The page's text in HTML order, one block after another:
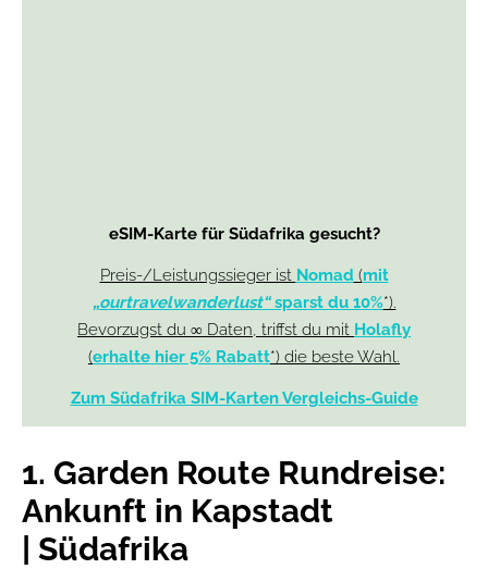
eSIM-Karte für Südafrika gesucht?
Preis-/Leistungssieger ist Nomad (mit
„ourtravelwanderlust“ sparst du 10%*).
Bevorzugst du ∞ Daten, triffst du mit Holafly
(erhalte hier 5% Rabatt*) die beste Wahl.
Zum Südafrika SIM-Karten Vergleichs-Guide
1. Garden Route Rundreise:
Ankunft in Kapstadt
| Südafrika